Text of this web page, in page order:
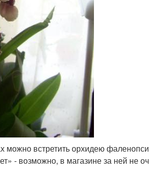
можно встретить орхидею
- возможно, в магазине за ней не